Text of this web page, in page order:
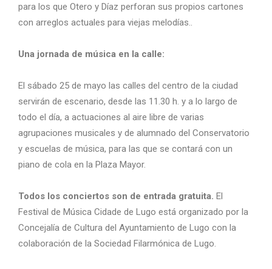
para los que Otero y Díaz perforan sus propios cartones
con arreglos actuales para viejas melodías..
Una jornada de música en la calle:
El sábado 25 de mayo las calles del centro de la ciudad
servirán de escenario, desde las 11.30 h. y a lo largo de
todo el día, a actuaciones al aire libre de varias
agrupaciones musicales y de alumnado del Conservatorio
y escuelas de música, para las que se contará con un
piano de cola en la Plaza Mayor.
Todos los conciertos son de entrada gratuita. El
Festival de Música Cidade de Lugo está organizado por la
Concejalía de Cultura del Ayuntamiento de Lugo con la
colaboración de la Sociedad Filarmónica de Lugo.